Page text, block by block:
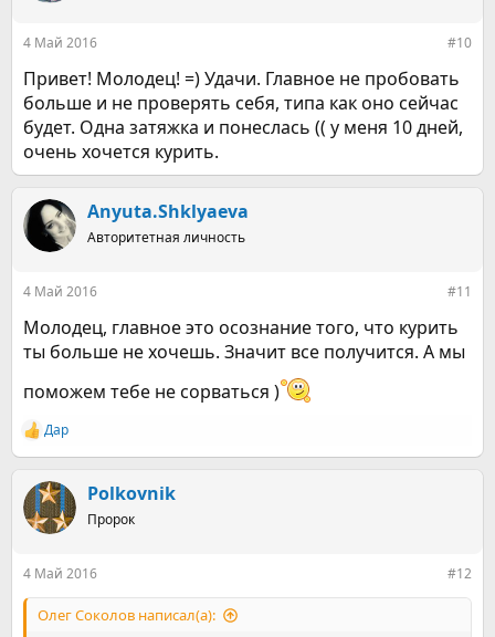
4 Май 2016 #10
Привет! Молодец! =) Удачи. Главное не пробовать
больше и не проверять себя, типа как оно сейчас
будет. Одна затяжка и понеслась (( у меня 10 дней,
очень хочется курить.
Anyuta.Shklyaeva
Авторитетная личность
4 Май 2016 #11
Молодец, главное это осознание того, что курить
ты больше не хочешь. Значит все получится. А мы
поможем тебе не сорваться )
Р
е
к
ц
и
Дар
Polkovnik
Пророк
4 Май 2016 #12
Олег Соколов написал(а):